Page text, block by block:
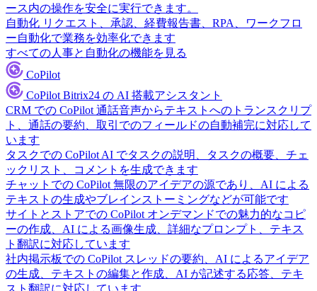
ース内の操作を安全に実行できます。
自動化 リクエスト、承認、経費報告書、RPA、ワークフロ
ー自動化で業務を効率化できます
すべての人事と自動化の機能を見る
CoPilot
CoPilot Bitrix24 の AI 搭載アシスタント
CRM での CoPilot 通話音声からテキストへのトランスクリプ
ト、通話の要約、取引でのフィールドの自動補完に対応して
います
タスクでの CoPilot AI でタスクの説明、タスクの概要、チェ
ックリスト、コメントを生成できます
チャットでの CoPilot 無限のアイデアの源であり、AI による
テキストの生成やブレインストーミングなどが可能です
サイトとストアでの CoPilot オンデマンドでの魅力的なコピ
ーの作成、AI による画像生成、詳細なプロンプト、テキス
ト翻訳に対応しています
社内掲示板での CoPilot スレッドの要約、AI によるアイデア
の生成、テキストの編集と作成、AI が記述する応答、テキ
スト翻訳に対応しています